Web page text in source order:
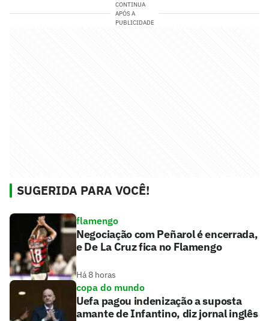
CONTINUA
APÓS A
PUBLICIDADE
SUGERIDA PARA VOCÊ!
flamengo
Negociação com Peñarol é encerrada,
e De La Cruz fica no Flamengo
Há 8 horas
copa do mundo
Uefa pagou indenização a suposta
amante de Infantino, diz jornal inglês